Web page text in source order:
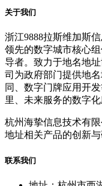
关于我们
浙江9888拉斯维加斯
领先的数字城市核心
导者。致力于地名地
司为政府部门提供地
同、数字门牌应用开
里、未来服务的数字化
杭州海挚信息技术有
地址相关产品的创新与
联系我们